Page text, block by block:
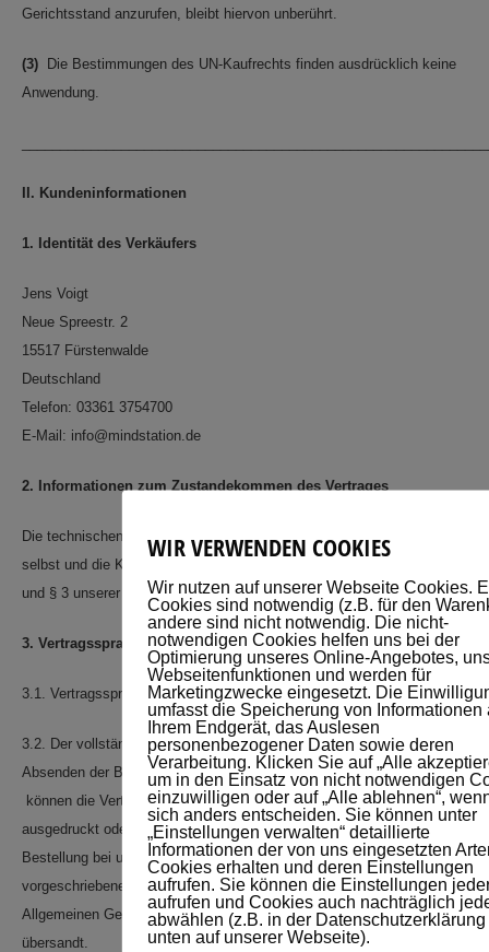
Gerichtsstand anzurufen, bleibt hiervon unberührt.
(3) Die Bestimmungen des UN-Kaufrechts finden ausdrücklich keine
Anwendung.
II. Kundeninformationen
1. Identität des Verkäufers
Jens Voigt
Neue Spreestr. 2
15517 Fürstenwalde
Deutschland
Telefon: 03361 3754700
E-Mail: info@mindstation.de
2. Informationen zum Zustandekommen des Vertrages
Die technischen Schritte zum Vertragsschluss, der Vertragsschluss
selbst und die Korrekturmöglichkeiten erfolgen nach Maßgabe des § 2
und § 3 unserer Allgemeinen Geschäftsbedingungen (Teil I.).
3. Vertragssprache, Vertragstextspeicherung
3.1. Vertragssprache ist deutsch.
3.2. Der vollständige Vertragstext wird von uns nicht gespeichert. Vor
Absenden der Bestellung über das Online – Warenkorbsystem
können die Vertragsdaten über die Druckfunktion des Browsers
ausgedruckt oder elektronisch gesichert werden. Nach Zugang der
Bestellung bei uns werden die Bestelldaten, die gesetzlich
vorgeschriebenen Informationen bei Fernabsatzverträgen und die
Allgemeinen Geschäftsbedingungen nochmals per E-Mail an Sie
übersandt.
WIR VERWENDEN COOKIES
Wir nutzen auf unserer Webseite Cookies.
Cookies sind notwendig (z.B. für den
andere sind nicht notwendig. Die nicht-
notwendigen Cookies helfen uns bei der
Optimierung unseres Online-Angebotes,
Webseitenfunktionen und werden für
Marketingzwecke eingesetzt. Die
umfasst die Speicherung von Informationen
Ihrem Endgerät, das Auslesen
personenbezogener Daten sowie deren
Verarbeitung. Klicken Sie auf „Alle
um in den Einsatz von nicht notwendigen
einzuwilligen oder auf „Alle ablehnen“,
sich anders entscheiden. Sie können unter
„Einstellungen verwalten“ detaillierte
Informationen der von uns eingesetzten
Cookies erhalten und deren Einstellungen
aufrufen. Sie können die Einstellungen
aufrufen und Cookies auch nachträglich
abwählen (z.B. in der
unten auf unserer Webseite).